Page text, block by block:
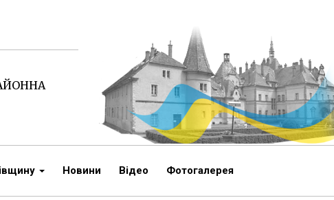
Новини Відео Фотогалерея